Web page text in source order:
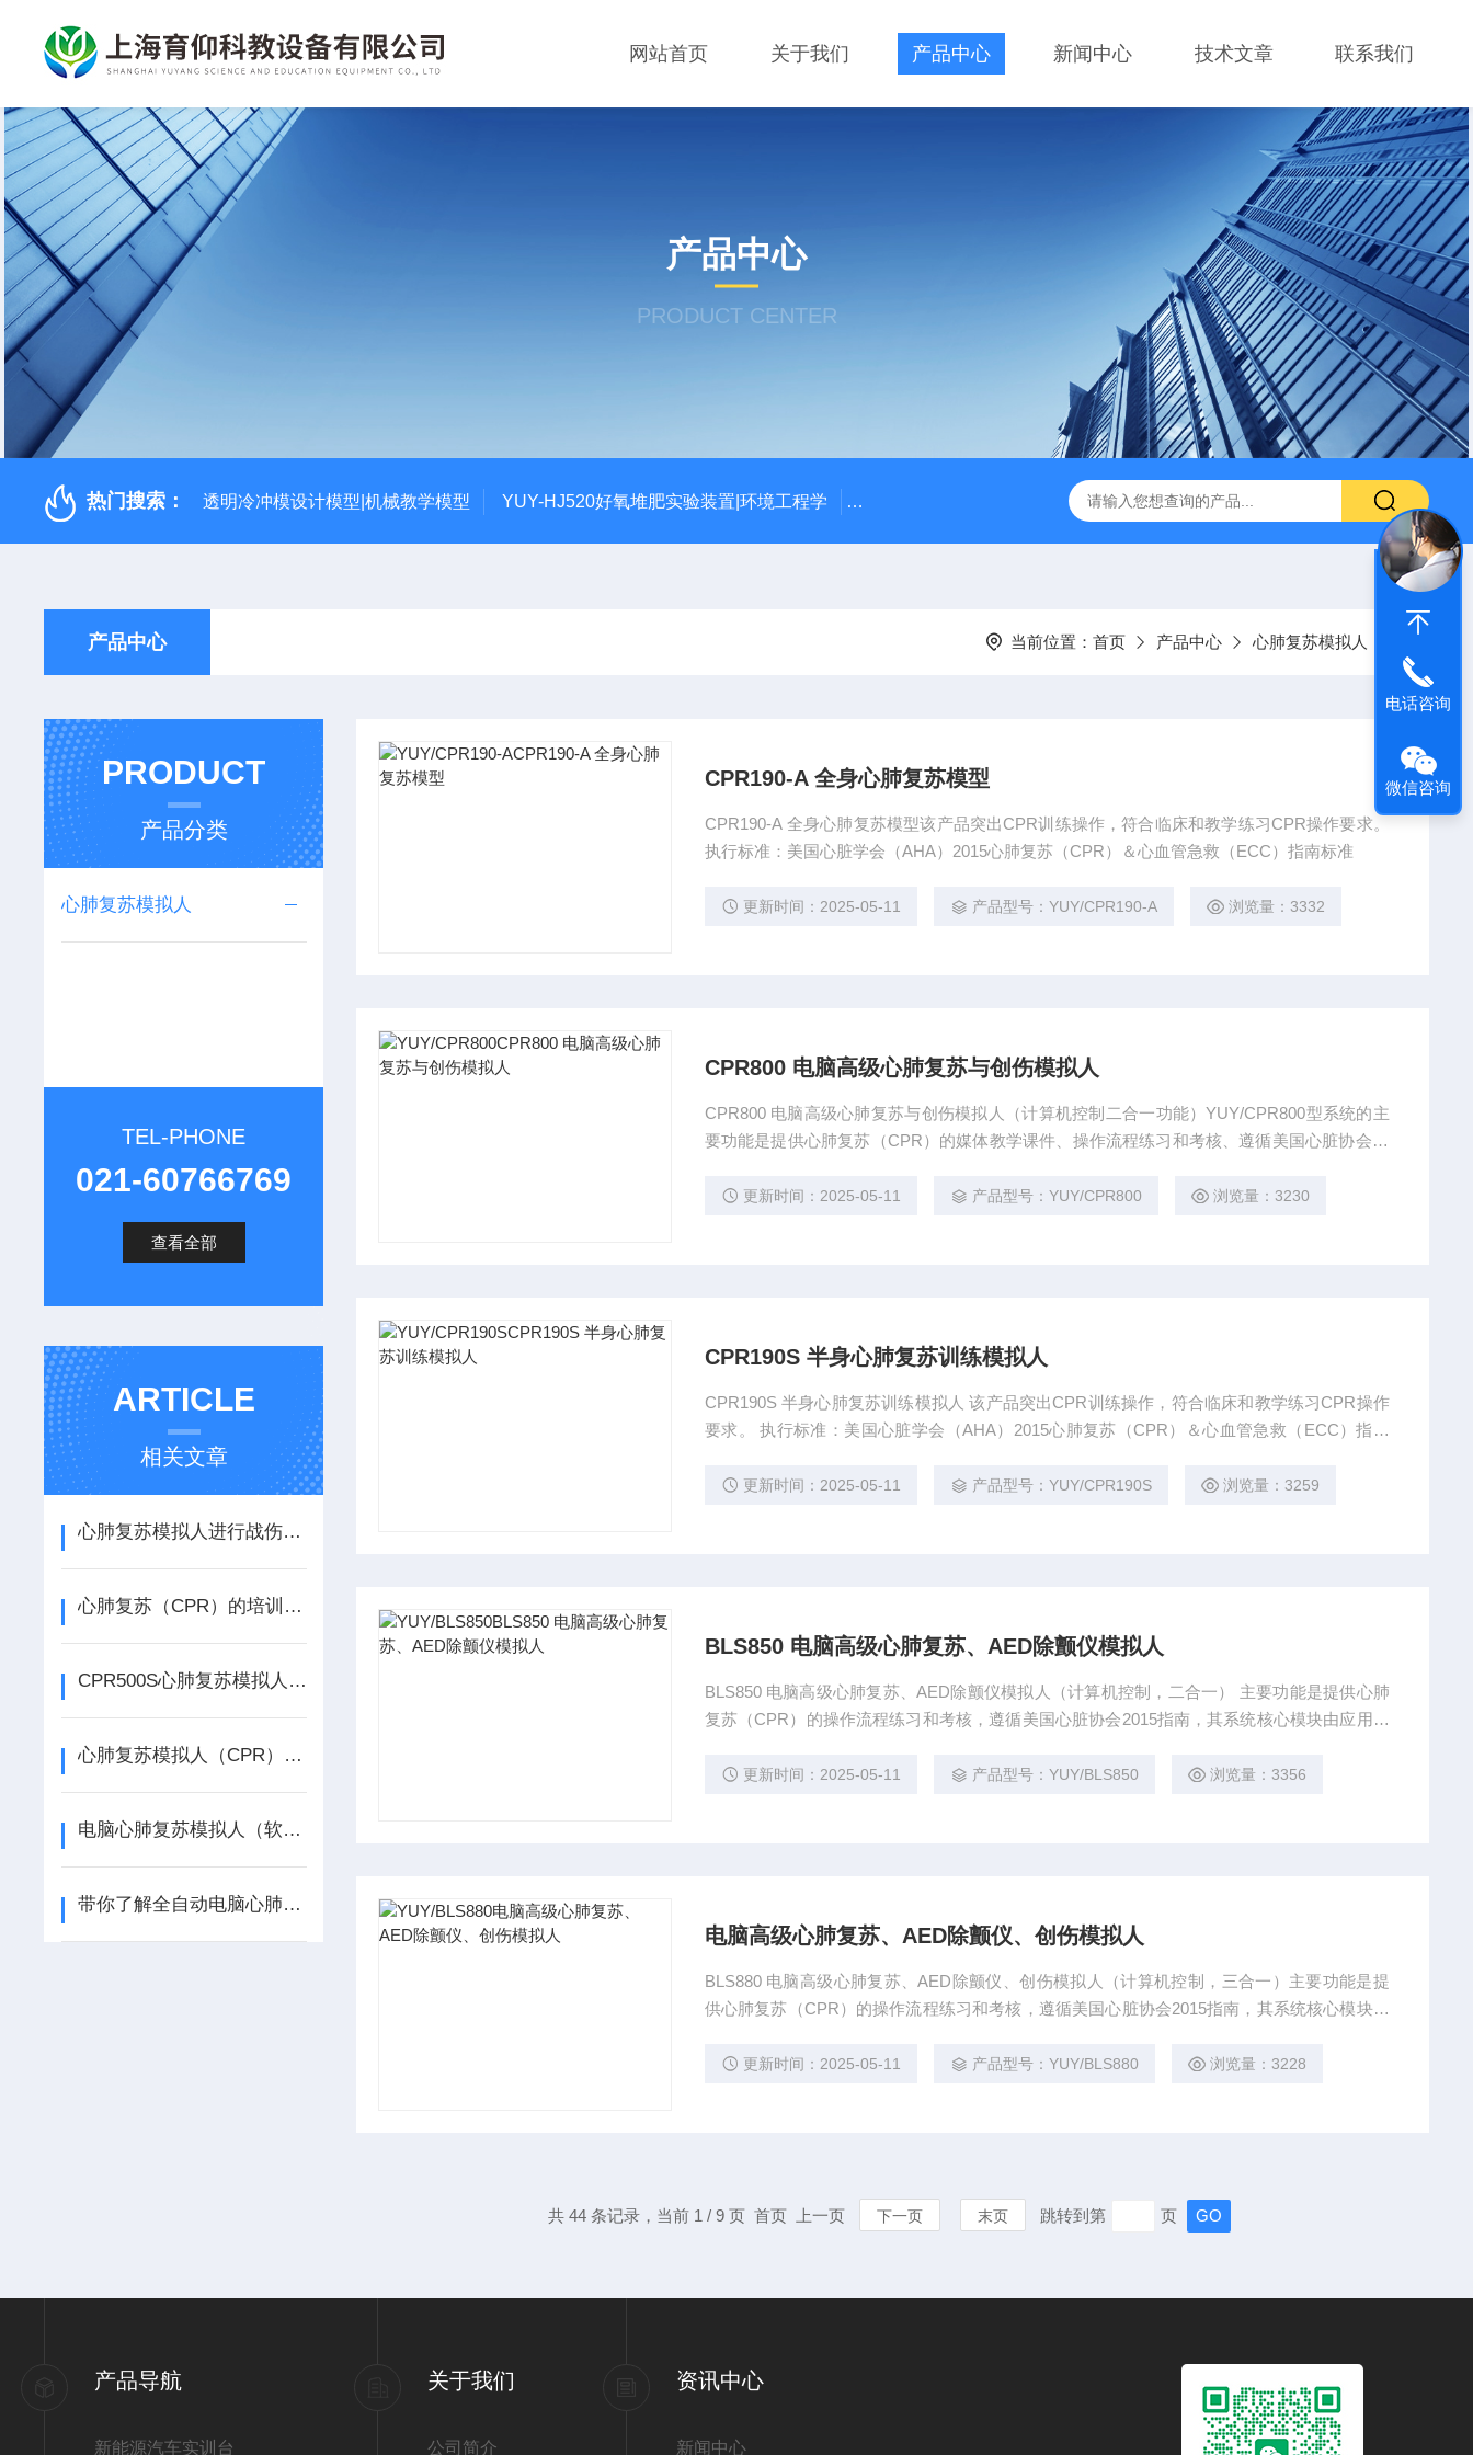
网站首页 关于我们 产品中心 新闻中心 技术文章 联系我们
产品中心
PRODUCT CENTER
热门搜索： 透明冷冲模设计模型|机械教学模型 YUY-HJ520好氧堆肥实验装置|环境工程学 YUY-SX01流体力学综合实验台（数据采集型） YUY-NJ33工农12型手扶
产品中心 当前位置： 首页 产品中心 心肺复苏模拟人
PRODUCT
产品分类
心肺复苏模拟人
TEL-PHONE
021-60766769
查看全部
ARTICLE
相关文章
心肺复苏模拟人进行战伤救护技术训练分析
心肺复苏（CPR）的培训效果及分析
CPR500S心肺复苏模拟人材料特点
心肺复苏模拟人（CPR）认识
电脑心肺复苏模拟人（软件控制）的主要特点
带你了解全自动电脑心肺复苏模拟人设备的特点
CPR190-A 全身心肺复苏模型
CPR190-A 全身心肺复苏模型该产品突出CPR训练操作，符合临床和教学练习CPR操作要求。
执行标准：美国心脏学会（AHA）2015心肺复苏（CPR）＆心血管急救（ECC）指南标准
更新时间：2025-05-11 产品型号：YUY/CPR190-A 浏览量：3332
CPR800 电脑高级心肺复苏与创伤模拟人
CPR800 电脑高级心肺复苏与创伤模拟人（计算机控制二合一功能）YUY/CPR800型系统的主
要功能是提供心肺复苏（CPR）的媒体教学课件、操作流程练习和考核、遵循美国心脏协会20
广提供了实用、有效数据详实的教学培训工具。
更新时间：2025-05-11 产品型号：YUY/CPR800 浏览量：3230
CPR190S 半身心肺复苏训练模拟人
CPR190S 半身心肺复苏训练模拟人 该产品突出CPR训练操作，符合临床和教学练习CPR操作
要求。 执行标准：美国心脏学会（AHA）2015心肺复苏（CPR）＆心血管急救（ECC）指南
更新时间：2025-05-11 产品型号：YUY/CPR190S 浏览量：3259
BLS850 电脑高级心肺复苏、AED除颤仪模拟人
BLS850 电脑高级心肺复苏、AED除颤仪模拟人（计算机控制，二合一） 主要功能是提供心肺
复苏（CPR）的操作流程练习和考核，遵循美国心脏协会2015指南，其系统核心模块由应用软
疗卫生系统培训使用的新一代产品。
更新时间：2025-05-11 产品型号：YUY/BLS850 浏览量：3356
电脑高级心肺复苏、AED除颤仪、创伤模拟人
BLS880 电脑高级心肺复苏、AED除颤仪、创伤模拟人（计算机控制，三合一）主要功能是提
供心肺复苏（CPR）的操作流程练习和考核，遵循美国心脏协会2015指南，其系统核心模块由
校、医疗卫生系统培训使用的新一代产品。
更新时间：2025-05-11 产品型号：YUY/BLS880 浏览量：3228
共 44 条记录，当前 1 / 9 页 首页 上一页 下一页 末页 跳转到第 页
产品导航
新能源汽车实训台
关于我们
公司简介
资讯中心
新闻中心
电话咨询
微信咨询